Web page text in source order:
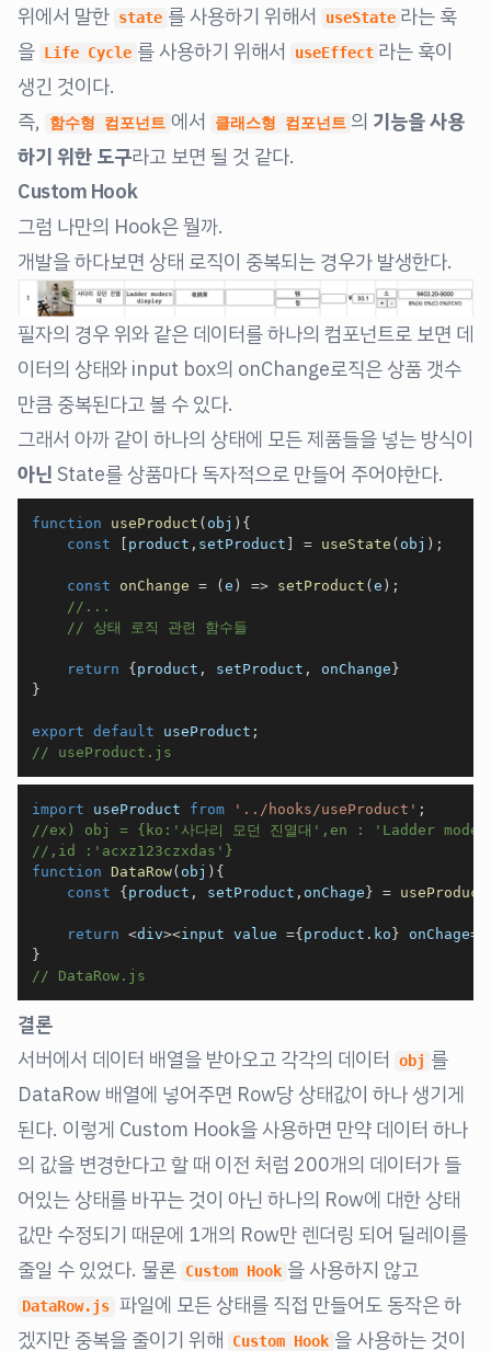
위에서 말한 state 를 사용하기 위해서 useState 라는 훅
을 Life Cycle 를 사용하기 위해서 useEffect 라는 훅이
생긴 것이다.
즉,
함수형 컴포넌트 에서 클래스형 컴포넌트 의 기능을 사용
하기 위한 도구라고 보면 될 것 같다.
Custom Hook
그럼 나만의 Hook은 뭘까.
개발을 하다보면 상태 로직이 중복되는 경우가 발생한다.
필자의 경우 위와 같은 데이터를 하나의 컴포넌트로 보면 데
이터의 상태와 input box의 onChange로직은 상품 갯수
만큼 중복된다고 볼 수 있다.
그래서 아까 같이 하나의 상태에 모든 제품들을 넣는 방식이
아닌 State를 상품마다 독자적으로 만들어 주어야한다.
function useProduct ( obj ) {
const
product , setProduct = useState ( obj ) ;
const onChange = ( e ) => setProduct ( e ) ;
//...
// 상태 로직 관련 함수들
return { product , setProduct , onChange }
}
export default useProduct ;
// useProduct.js
import useProduct from '../hooks/useProduct' ;
//ex) obj = {ko:'사다리 모던 진열대',en : 'Ladder
//,id :'acxz123czxdas'}
function DataRow( obj ) {
const
{ product , setProduct , onChage } = useProduct
return <div><input value ={ product . ko } onChage=
}
// DataRow.js
결론
서버에서 데이터 배열을 받아오고 각각의 데이터
obj 를
DataRow 배열에 넣어주면 Row당 상태값이 하나 생기게
된다. 이렇게 Custom Hook을 사용하면 만약 데이터 하나
의 값을 변경한다고 할 때 이전 처럼 200개의 데이터가 들
어있는 상태를 바꾸는 것이 아닌 하나의 Row에 대한 상태
값만 수정되기 때문에 1개의 Row만 렌더링 되어 딜레이를
줄일 수 있었다. 물론 Custom Hook 을 사용하지 않고
DataRow.js 파일에 모든 상태를 직접 만들어도 동작은 하
겠지만 중복을 줄이기 위해
Custom Hook 을 사용하는 것이